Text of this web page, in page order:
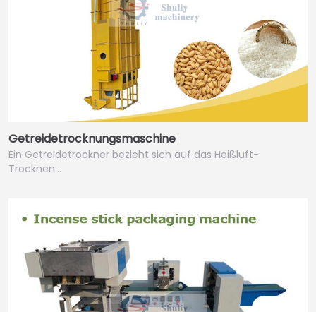
Getreidetrocknungsmaschine
Ein Getreidetrockner bezieht sich auf das Heißluft-
Trocknen…